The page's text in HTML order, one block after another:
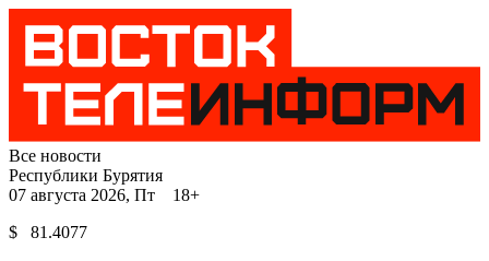
Все новости
Республики Бурятия
07 августа 2026, Пт 18+
$ 81.4077